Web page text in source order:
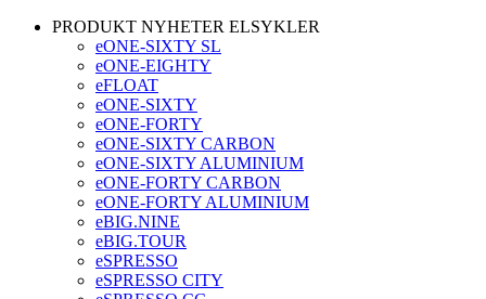
PRODUKT NYHETER ELSYKLER
eONE-SIXTY SL
eONE-EIGHTY
eFLOAT
eONE-SIXTY
eONE-FORTY
eONE-SIXTY CARBON
eONE-SIXTY ALUMINIUM
eONE-FORTY CARBON
eONE-FORTY ALUMINIUM
eBIG.NINE
eBIG.TOUR
eSPRESSO
eSPRESSO CITY